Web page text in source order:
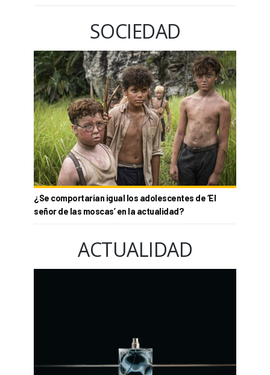
SOCIEDAD
¿Se comportarían igual los adolescentes de ‘El
señor de las moscas’ en la actualidad?
ACTUALIDAD